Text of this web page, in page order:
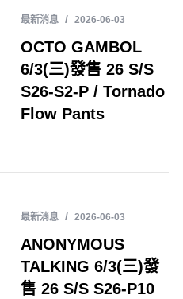
最新消息 2026-06-03
OCTO GAMBOL
6/3(三)發售 26 S/S
S26-S2-P / Tornado
Flow Pants
最新消息 2026-06-03
ANONYMOUS
TALKING 6/3(三)發
售 26 S/S S26-P10